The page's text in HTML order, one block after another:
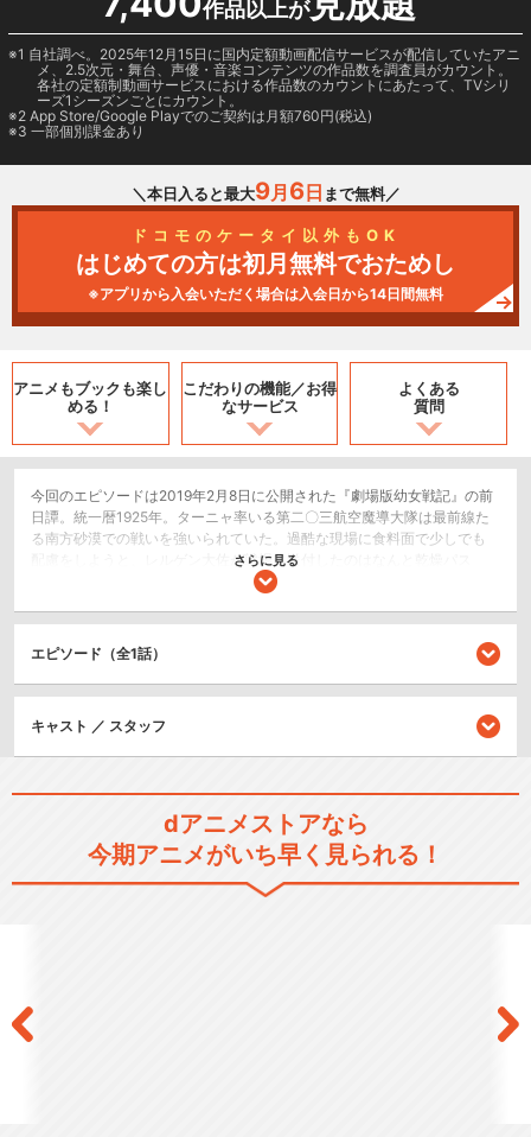
作品以上が
1 自社調べ。2025年12月15日に国内定額動画配信サービスが配信していたアニ
メ、2.5次元・舞台、声優・音楽コンテンツの作品数を調査員がカウント。
各社の定額制動画サービスにおける作品数のカウントにあたって、TVシリ
ーズ1シーズンごとにカウント。
2 App Store/Google Playでのご契約は月額760円(税込)
3 一部個別課金あり
＼本日入ると最大9月 6日 まで無料／
ドコモのケータイ以外もOK
はじめての方は初月無料でおためし
※アプリから入会いただく場合は入会日から14日間無料
アニメもブックも楽し
める！
こだわりの機能／お得
なサービス
よくある
質問
今回のエピソードは2019年2月8日に公開された『劇場版幼女戦記』の前
日譚。統一暦1925年。ターニャ率いる第二〇三航空魔導大隊は最前線た
る南方砂漠での戦いを強いられていた。過酷な現場に食料面で少しでも
配慮をしようと、レルゲン大佐が戦場に送付したのはなんと乾燥パス
タ。ただでさえ水不足な状況下で、果たしてターニャたちは美味しいパ
シリーズ／関連のアニメ作品
幼女戦記
さらに見る
エピソード（全1話）
キャスト ／ スタッフ
dアニメストアなら
今期アニメがいち早く見られる！